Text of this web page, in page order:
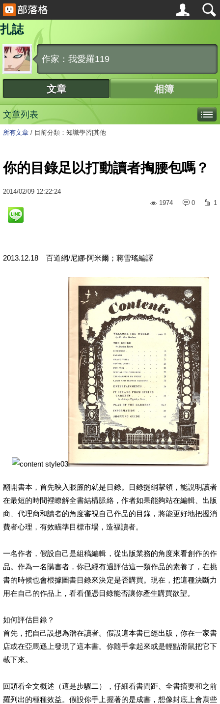
扎誌
作家：我愛羅119
文章 相簿
文章列表
所有文章 / 目前分類：知識學習|其他
你的目錄足以打動讀者掏腰包嗎？
2014/02/09 12:22:24
1974
0 1
2013.12.18 百道網/尼娜‧阿米爾；蔣雪瑤編譯
翻開書本，首先映入眼簾的就是目錄。目錄提綱挈領，能説明讀者
在最短的時間裡瞭解全書結構脈絡，作者如果能夠站在編輯、出版
商、代理商和讀者的角度審視自己作品的目錄，將能更好地把握消
費者心理，有效瞄準目標市場，造福讀者。
一名作者，假設自己是組稿編輯，從出版業務的角度來看創作的作
品。作為一名購書者，你已經有過評估這一類作品的素養了，在挑
書的時候也會根據圖書目錄來決定是否購買。現在，把這種決斷力
用在自己的作品上，看看僅憑目錄能否讓你產生購買欲望。
如何評估目錄？
首先，把自己設想為潛在讀者。假設這本書已經出版，你在一家書
店或在亞馬遜上發現了這本書。你隨手拿起來或是輕點滑鼠把它下
載下來。
回頭看全文概述（這是步驟二），仔細看書間距、全書摘要和之前
羅列出的種種效益。假設你手上握著的是成書，想像封底上會寫些